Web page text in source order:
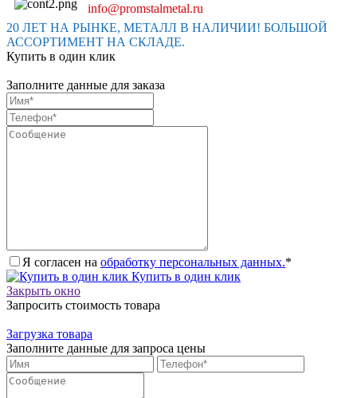
info@promstalmetal.ru
20 ЛЕТ НА РЫНКЕ, МЕТАЛЛ В НАЛИЧИИ! БОЛЬШОЙ
АССОРТИМЕНТ НА СКЛАДЕ.
Купить в один клик
Заполните данные для заказа
Я согласен на обработку персональных данных.*
Купить в один клик
Закрыть окно
Запросить стоимость товара
Загрузка товара
Заполните данные для запроса цены